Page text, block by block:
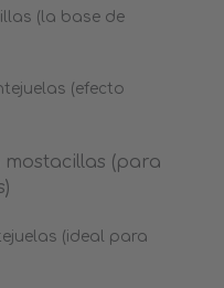
(la base de
(efecto
(para
(ideal para